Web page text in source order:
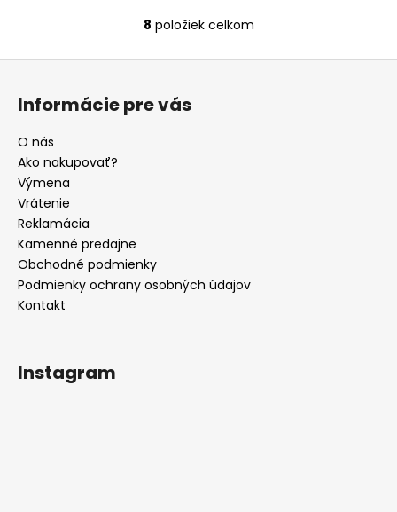
O
y
8 položiek celkom
Z
Informácie pre vás
O nás
Ako nakupovať?
Výmena
Vrátenie
Reklamácia
Kamenné predajne
Obchodné podmienky
Podmienky ochrany osobných údajov
Kontakt
Instagram